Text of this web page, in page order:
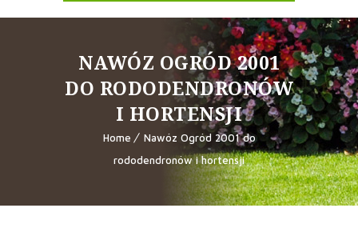
NAWÓZ OGRÓD 2001
DO RODODENDRONÓW
I HORTENSJI
Home
Nawóz Ogród 2001 do
rododendronów i hortensji